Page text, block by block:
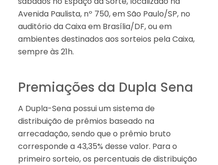
Avenida Paulista, nº 750, em São Paulo/SP, no
auditório da Caixa em Brasília/DF, ou em
ambientes destinados aos sorteios pela Caixa,
sempre às 21h.
Premiações da Dupla Sena
A Dupla-Sena possui um sistema de
distribuição de prêmios baseado na
arrecadação, sendo que o prêmio bruto
corresponde a 43,35% desse valor. Para o
primeiro sorteio, os percentuais de distribuição